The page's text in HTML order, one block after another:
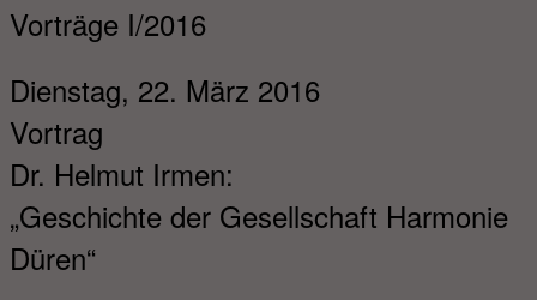
Vorträge I/2016
Dienstag, 22. März 2016
Vortrag
Dr. Helmut Irmen:
„Geschichte der Gesellschaft Harmonie
Düren“